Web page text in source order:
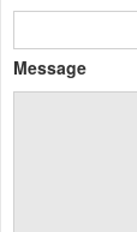
Message